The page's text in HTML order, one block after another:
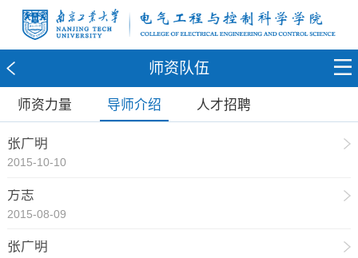
师资队伍
师资力量 导师介绍 人才招聘
张广明
2015-10-10
方志
2015-08-09
张广明